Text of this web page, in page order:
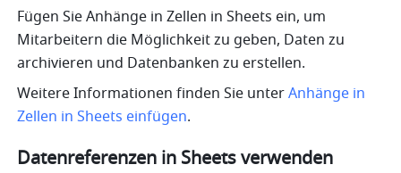
Fügen Sie Anhänge in Zellen in Sheets ein, um
Mitarbeitern die Möglichkeit zu geben, Daten zu
archivieren und Datenbanken zu erstellen.
Weitere Informationen finden Sie unter Anhänge in
Zellen in Sheets einfügen.
Datenreferenzen in Sheets verwenden